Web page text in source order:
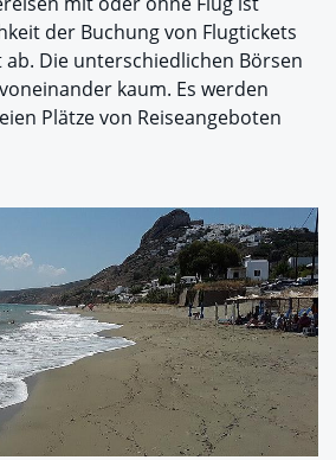
der Buchung von Flugtickets
Die unterschiedlichen Börsen
kaum. Es werden
Plätze von Reiseangeboten